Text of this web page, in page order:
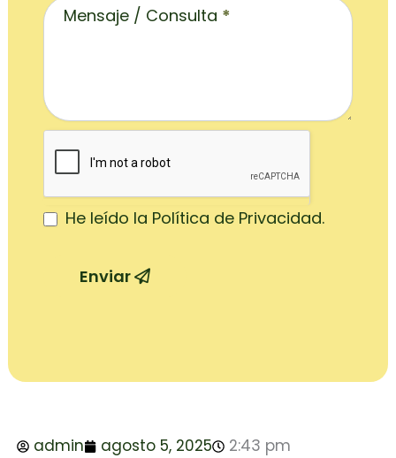
Mensaje / Consulta *
He leído la Política de Privacidad.
Enviar
admin agosto 5, 2025 2:43 pm